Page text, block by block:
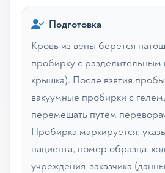
Подготовка
Кровь из вены берется
пробирку с разделительным
крышка). После взятия
вакуумные пробирки с
перемешать путем
Пробирка маркируется:
пациента, номер образца,
учреждения-заказчика